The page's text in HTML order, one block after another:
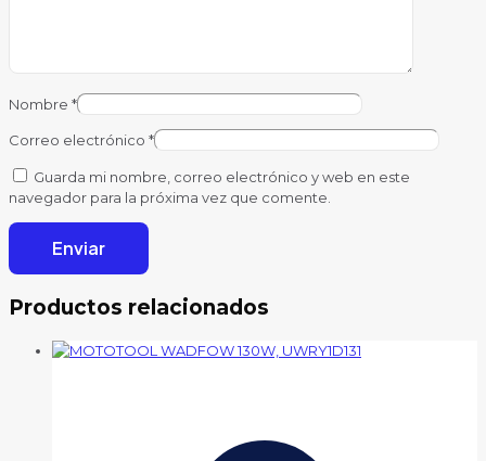
Nombre *
Correo electrónico *
Guarda mi nombre, correo electrónico y web en este
navegador para la próxima vez que comente.
Productos relacionados